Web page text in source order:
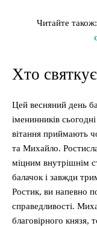
Читайте також:
Хто
Цей весняний день
іменинників
вітання приймають
та Михайло.
міцним внутрішнім
балачок і завжди
Ростик, ви напевно
справедливості.
благовірного князя,